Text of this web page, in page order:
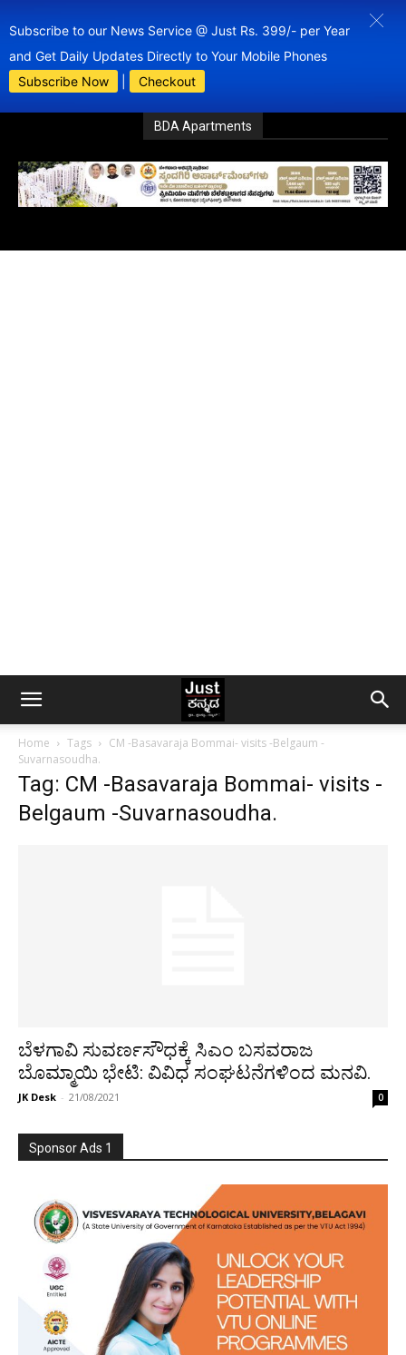
Subscribe to our News Service @ Just Rs. 399/- per Year
and Get Daily Updates Directly to Your Mobile Phones
Subscribe Now
Checkout
BDA Apartments
Home Tags
CM -Basavaraja Bommai- visits -Belgaum -
Suvarnasoudha.
Tag: CM -Basavaraja Bommai- visits -
Belgaum -Suvarnasoudha.
ಬೆಳಗಾವಿ ಸುವರ್ಣಸೌಧಕ್ಕೆ ಸಿಎಂ ಬಸವರಾಜ
ಬೊಮ್ಮಾಯಿ ಭೇಟಿ: ವಿವಿಧ ಸಂಘಟನೆಗಳಿಂದ ಮನವಿ.
JK Desk - 21/08/2021 0
Sponsor Ads 1